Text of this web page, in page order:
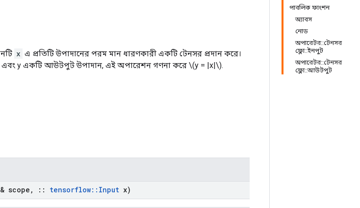
পাবলিক ফাংশন
অ্যাবস
নোড
অপারেটর::টেনসর
ফ্লো::ইনপুট
অপারেটর::টেনসর
ফ্লো::আউটপুট
x এ প্রতিটি উপাদানের পরম মান ধারণকারী একটি টেনসর প্রদান করে।
এবং y একটি আউটপুট উপাদান, এই অপারেশন গণনা করে \(y = |x|\).
& scope , :: tensorflow:: Input x)